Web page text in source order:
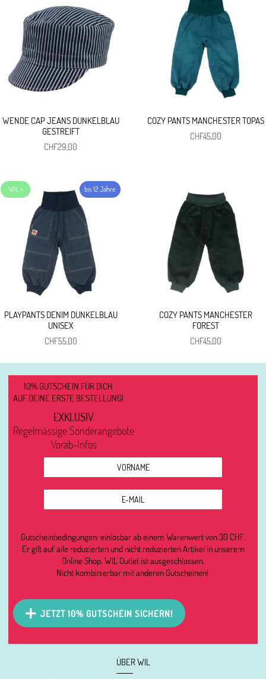
WENDE CAP JEANS DUNKELBLAU
GESTREIFT
CHF29,00
COZY PANTS MANCHESTER TOPAS
CHF45,00
PLAYPANTS DENIM DUNKELBLAU
UNISEX
CHF55,00
COZY PANTS MANCHESTER
FOREST
CHF45,00
ÜBER WIL
10% GUTSCHEIN FÜR DICH
AUF DEINE ERSTE BESTELLUNG!
EXKLUSIV
Regelmässige Sonderangebote
Vorab-Infos
Gutscheinbedingungen: einlösbar ab einem Warenwert von 30 CHF.
Er gilt auf alle reduzierten und nicht reduzierten Artikel in unserem
Online Shop, WIL Outlet ist ausgeschlossen.
Nicht kombinierbar mit anderen Gutscheinen!
JETZT 10% GUTSCHEIN SICHERN!